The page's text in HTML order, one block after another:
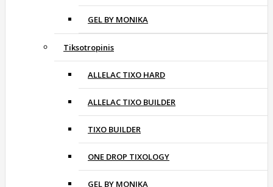
GEL BY MONIKA
Tiksotropinis
ALLELAC TIXO HARD
ALLELAC TIXO BUILDER
TIXO BUILDER
ONE DROP TIXOLOGY
GEL BY MONIKA